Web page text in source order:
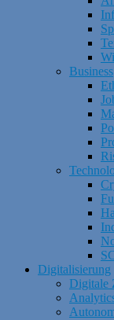
Business
Digitalisierung
Digitale